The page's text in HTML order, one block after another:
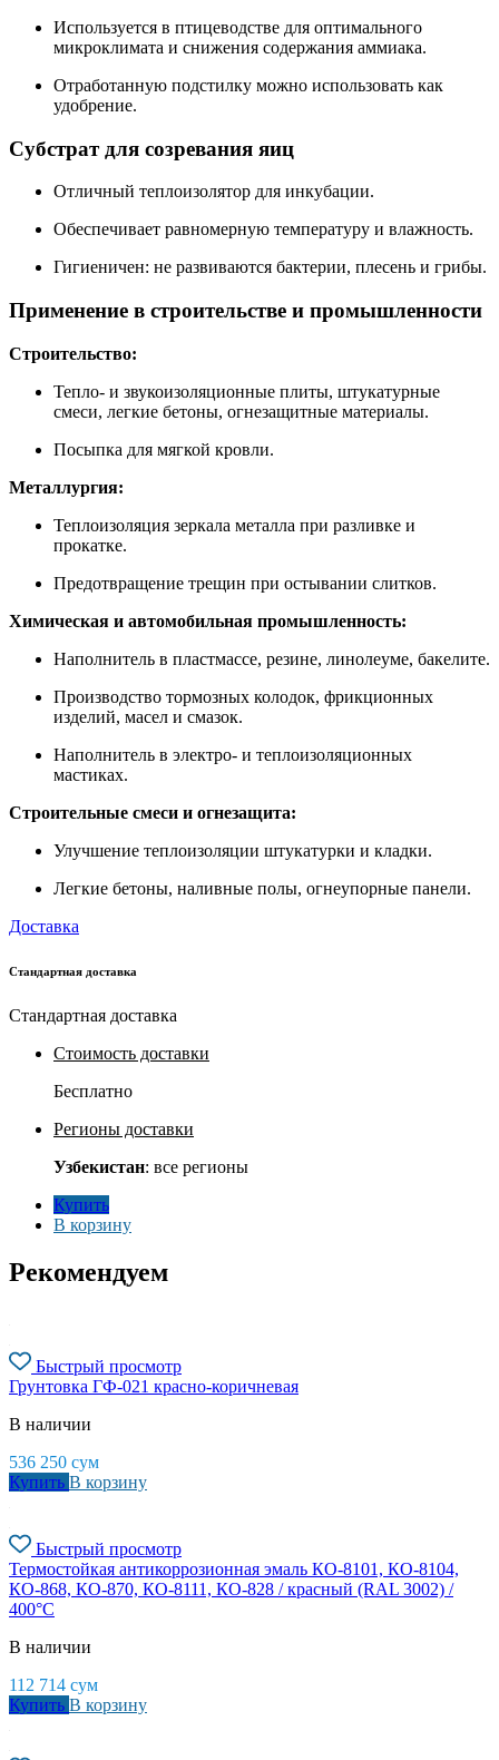
Используется в птицеводстве для оптимального
микроклимата и снижения содержания аммиака.
Отработанную подстилку можно использовать как
удобрение.
Субстрат для созревания яиц
Отличный теплоизолятор для инкубации.
Обеспечивает равномерную температуру и влажность.
Гигиеничен: не развиваются бактерии, плесень и грибы.
Применение в строительстве и промышленности
Строительство:
Тепло- и звукоизоляционные плиты, штукатурные
смеси, легкие бетоны, огнезащитные материалы.
Посыпка для мягкой кровли.
Металлургия:
Теплоизоляция зеркала металла при разливке и
прокатке.
Предотвращение трещин при остывании слитков.
Химическая и автомобильная промышленность:
Наполнитель в пластмассе, резине, линолеуме, бакелите.
Производство тормозных колодок, фрикционных
изделий, масел и смазок.
Наполнитель в электро- и теплоизоляционных
мастиках.
Строительные смеси и огнезащита:
Улучшение теплоизоляции штукатурки и кладки.
Легкие бетоны, наливные полы, огнеупорные панели.
Доставка
Стандартная доставка
Стандартная доставка
Стоимость доставки
Бесплатно
Регионы доставки
Узбекистан: все регионы
Купить
В корзину
Рекомендуем
Быстрый просмотр
Грунтовка ГФ-021 красно-коричневая
В наличии
536 250 сум
Купить В корзину
Быстрый просмотр
Термостойкая антикоррозионная эмаль КО-8101, КО-8104,
КО-868, КО-870, КО-8111, КО-828 / красный (RAL 3002) /
400°С
В наличии
112 714 сум
Купить В корзину